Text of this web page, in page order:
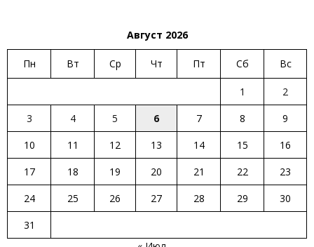
Август 2026
Пн Вт Ср Чт Пт Сб Вс
1
2
3
4 5 6 7 8
9
10
11 12 13 14 15
16
17
18 19 20 21 22
23
24
25 26 27 28 29
30
31